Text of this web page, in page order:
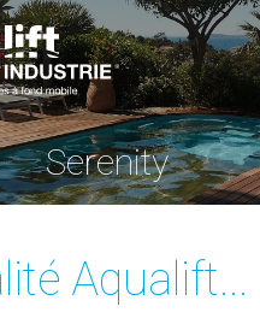
Serenity
You are here:
Aqualift...